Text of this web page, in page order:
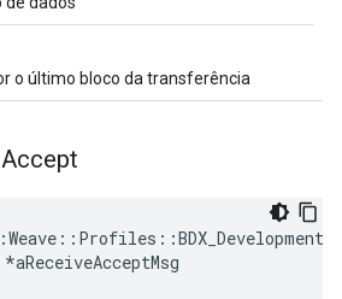
o último bloco da transferência
Accept
*aReceiveAcceptMsg